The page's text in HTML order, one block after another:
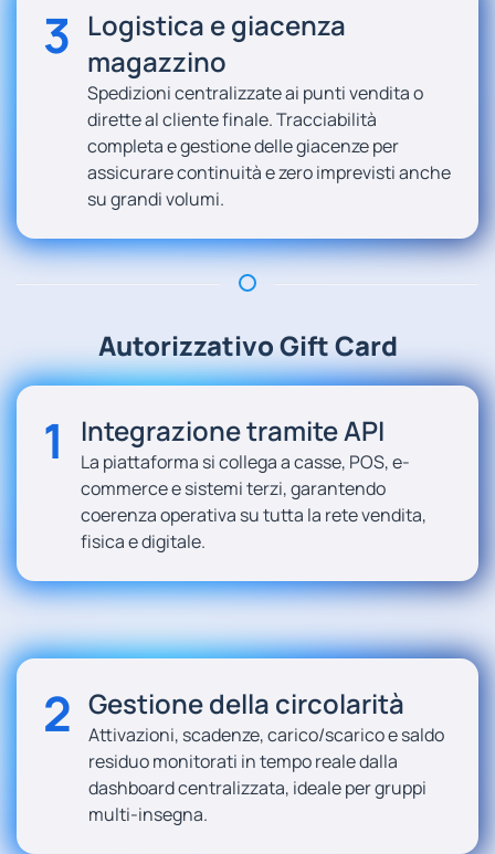
3 Logistica e giacenza
magazzino
Spedizioni centralizzate ai punti vendita o
dirette al cliente finale. Tracciabilità
completa e gestione delle giacenze per
assicurare continuità e zero imprevisti anche
su grandi volumi.
Autorizzativo Gift Card
1 Integrazione tramite API
La piattaforma si collega a casse, POS, e-
commerce e sistemi terzi, garantendo
coerenza operativa su tutta la rete vendita,
fisica e digitale.
2 Gestione della circolarità
Attivazioni, scadenze, carico/scarico e saldo
residuo monitorati in tempo reale dalla
dashboard centralizzata, ideale per gruppi
multi-insegna.